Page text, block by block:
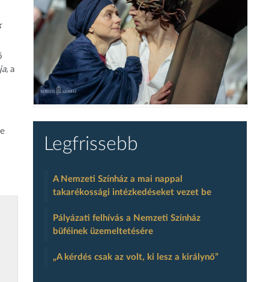
a
Legfrissebb
A Nemzeti Színház a mai nappal
takarékossági intézkedéseket vezet be
Pályázati felhívás a Nemzeti Színház
büféinek üzemeltetésére
„A kérdés csak az volt, ki lesz a királynő”